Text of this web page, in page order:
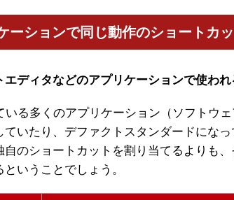
ーションで同じ動作のショートカ
エディタなどのアプリケーションで使わ
いる多くのアプリケーション（ソフトウ
ていたり、デファクトスタンダードにな
のショートカットを割り当てるよりも
ということでしょう。